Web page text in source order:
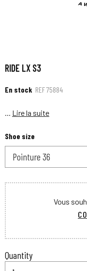
RIDE LX S3
En stock REF75884
... Lire la suite
Shoe size
Pointure 36
Vous
Quantity